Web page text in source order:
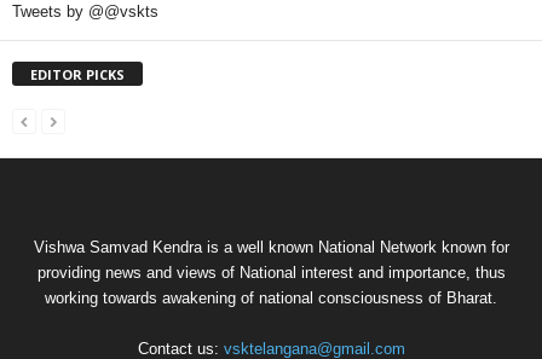
Tweets by @@vskts
EDITOR PICKS
Vishwa Samvad Kendra is a well known National Network known for
providing news and views of National interest and importance, thus
working towards awakening of national consciousness of Bharat.
Contact us: vsktelangana@gmail.com